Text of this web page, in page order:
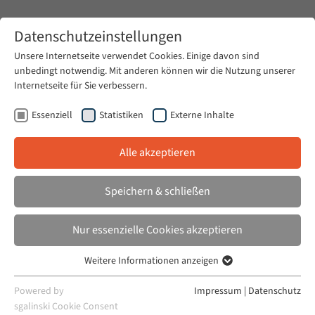
Zum Hauptinhalt springen
Veranstaltungen
Zeitraum:
Aktuelle Veranstaltungen
Vergangene Veranstaltungen
Datenschutzeinstellungen
Unsere Internetseite verwendet Cookies. Einige davon sind
unbedingt notwendig. Mit anderen können wir die Nutzung unserer
Internetseite für Sie verbessern.
Essenziell Statistiken Externe Inhalte
Alle akzeptieren
Speichern & schließen
Nur essenzielle Cookies akzeptieren
Essenzielle Cookies werden für grundlegende Funktionen der
Webseite benötigt. Dadurch ist gewährleistet, dass die Webseite
Weitere Informationen anzeigen
Powered by
sgalinski Cookie Consent
Impressum | Datenschutz